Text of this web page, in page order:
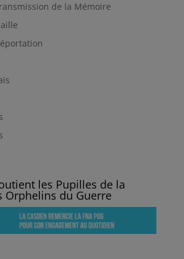
de la Mémoire
les Pupilles de la
Orphelins du Guerre